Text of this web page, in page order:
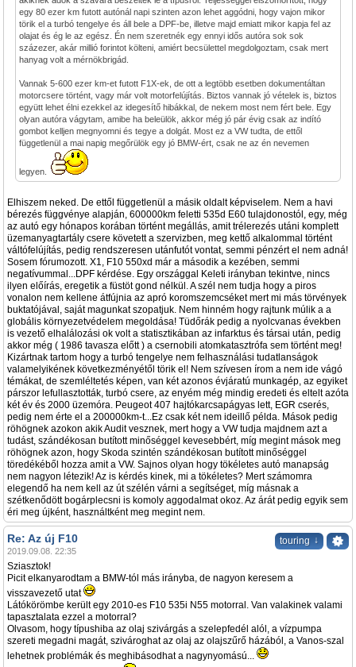
egy 80 ezer km futott autónál napi szinten azon lehet aggódni, hogy vajon mikor
törik el a turbó tengelye és áll bele a DPF-be, illetve majd emiatt mikor kapja fel az
olajat és ég le az egész. Én nem szeretnék egy ennyi idős autóra sok sok
százezer, akár millió forintot költeni, amiért becsülettel megdolgoztam, csak mert
hanyag volt a mérnökbrigád.
Vannak 5-600 ezer km-et futott F1X-ek, de ott a legtöbb esetben dokumentáltan
motorcsere történt, vagy már volt motorfelújítás. Biztos vannak jó vételek is, biztos
együtt lehet élni ezekkel az idegesítő hibákkal, de nekem most nem fért bele. Egy
olyan autóra vágytam, amibe ha beleülök, akkor még jó pár évig csak az indító
gombot kelljen megnyomni és tegye a dolgát. Most ez a VW tudta, de ettől
függetlenül a mai napig megőrülök egy jó BMW-ért, csak ne az én nevemen
legyen.
Elhiszem neked. De ettől függetlenül a másik oldalt képviselem. Nem a havi
bérezés függvénye alapján, 600000km feletti 535d E60 tulajdonostól, egy, még
az autó egy hónapos korában történt megállás, amit trélerezés utáni komplett
üzemanyagtartály csere követett a szervizben, meg kettő alkalommal történt
váltófelújítás, pedig rendszeresen utánfutót vontat, semmi pénzért el nem adná!
Sosem fórumozott. X1, F10 550xd már a második a kezében, semmi
negatívummal...DPF kérdése. Egy országgal Keleti irányban tekintve, nincs
ilyen előírás, eregetik a füstöt gond nélkül. A szél nem tudja hogy a piros
vonalon nem kellene átfújnia az apró koromszemcséket mert mi más törvények
buktatójával, saját magunkat szopatjuk. Nem hinném hogy rajtunk múlik a a
globális környezetvédelem megoldása! Tüdőrák pedig a nyolcvanas években
is vezető elhalálozási ok volt a statisztikában az infarktus és társai után, pedig
akkor még ( 1986 tavasza előtt ) a csernobili atomkatasztrófa sem történt meg!
Kizártnak tartom hogy a turbó tengelye nem felhasználási tudatlanságok
valamelyikének következményétől törik el! Nem szívesen írom a nem ide vágó
témákat, de szemléltetés képen, van két azonos évjáratú munkagép, az egyiket
párszor lefullasztották, turbó csere, az enyém még mindig eredeti és eltelt azóta
két év és 2000 üzemóra. Peugeot 407 hajtókarcsapágyas lett, EGR cserés,
pedig nem érte el a 200000km-t...Ez csak két nem ideillő példa. Mások pedig
röhögnek azokon akik Audit vesznek, mert hogy a VW tudja majdnem azt a
tudást, szándékosan butított minőséggel kevesebbért, míg megint mások meg
röhögnek azon, hogy Skoda szintén szándékosan butított minőséggel
töredékéből hozza amit a VW. Sajnos olyan hogy tökéletes autó manapság
nem nagyon létezik! Az is kérdés kinek, mi a tökéletes? Mert számomra
elegendő ha nem kell az út szélén várni a segítséget, míg másnak a
szétkenődött bogárplecsni is komoly aggodalmat okoz. Az árát pedig egyik sem
éri meg újként, használtként meg megint nem.
touring ↓
Re: Az új F10
2019.09.08. 22:35
Sziasztok!
Picit elkanyarodtam a BMW-tól más irányba, de nagyon keresem a
visszavezető utat
Látókörömbe került egy 2010-es F10 535i N55 motorral. Van valakinek valami
tapasztalata ezzel a motorral?
Olvasom, hogy típushiba az olaj szivárgás a szelepfedél alól, a vízpumpa
szereti megadni magát, szivároghat az olaj az olajszűrő házából, a Vanos-szal
lehetnek problémák és meghibásodhat a nagynyomású...